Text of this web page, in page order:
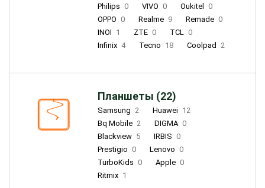
Philips 0 VIVO 0 Oukitel
0
OPPO 0 Realme 9 Remade 0
INOI 1 ZTE 0 TCL 0
Infinix 4 Tecno 18 Coolpad 2
Планшеты (22)
Samsung 2 Huawei 12
Bq Mobile 2 DIGMA 0
Blackview 5 IRBIS 0
Prestigio 0 Lenovo 0
TurboKids 0 Apple 0
Ritmix 1